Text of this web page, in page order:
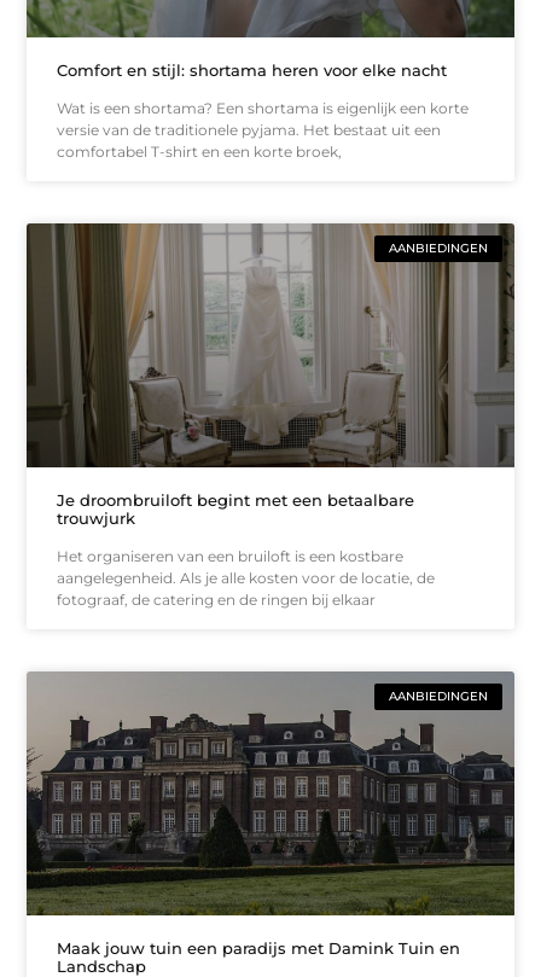
Comfort en stijl: shortama heren voor elke nacht
Wat is een shortama? Een shortama is eigenlijk een korte
versie van de traditionele pyjama. Het bestaat uit een
comfortabel T-shirt en een korte broek,
AANBIEDINGEN
Je droombruiloft begint met een betaalbare
trouwjurk
Het organiseren van een bruiloft is een kostbare
aangelegenheid. Als je alle kosten voor de locatie, de
fotograaf, de catering en de ringen bij elkaar
AANBIEDINGEN
Maak jouw tuin een paradijs met Damink Tuin en
Landschap